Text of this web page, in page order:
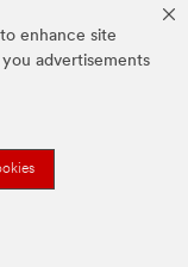
enhance site
advertisements